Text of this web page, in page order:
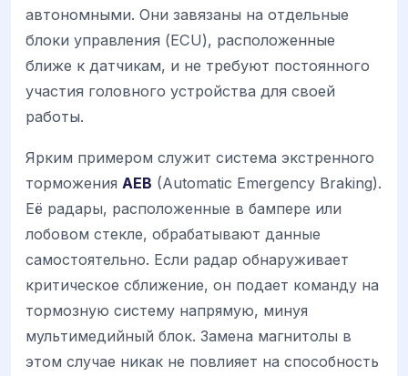
автономными. Они завязаны на отдельные
блоки управления (ECU), расположенные
ближе к датчикам, и не требуют постоянного
участия головного устройства для своей
работы.
Ярким примером служит система экстренного
торможения AEB (Automatic Emergency Braking).
Её радары, расположенные в бампере или
лобовом стекле, обрабатывают данные
самостоятельно. Если радар обнаруживает
критическое сближение, он подает команду на
тормозную систему напрямую, минуя
мультимедийный блок. Замена магнитолы в
этом случае никак не повлияет на способность